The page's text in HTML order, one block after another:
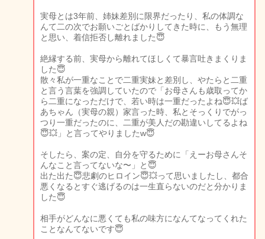
実母とは3年前、姉妹差別に限界だったり、私の体調な
んて二の次でお願いごとばかりしてきた時に、もう無理
と思い、着信拒否し離れました😇
絶縁する前、実母から離れてほしくて暴言吐きまくりま
した😇
散々私が一重なことで二重実妹と差別し、やたらと二重
と言う言葉を強調していたので「お母さんも歳取ってか
ら二重になっただけで、若い時は一重だったよね😇💥ば
あちゃん（実母の親）家言った時、私とそっくりでがっ
つり一重だったのに、二重が美人だの勘違いしてるよね
😇💥」と言ってやりましたw😇
そしたら、案の定、自分を守るために「えーお母さんそ
んなこと言ってないな〜」と😇
出た出た😇悲劇のヒロイン😇💥って思いましたし、都合
悪くなるとすぐ逃げるのは一生直らないのだと分かりま
した😇
相手がどんなに悪くても私の味方になんてなってくれた
ことなんてないです😇